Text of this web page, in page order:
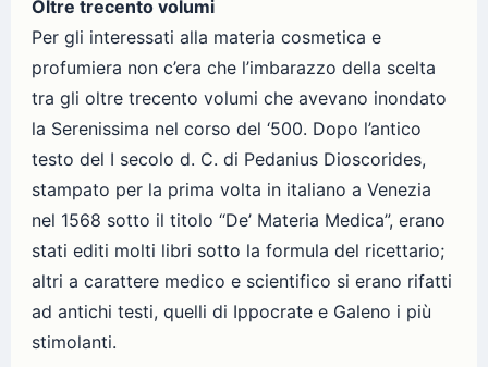
Oltre trecento volumi
Per gli interessati alla materia cosmetica e
profumiera non c’era che l’imbarazzo della scelta
tra gli oltre trecento volumi che avevano inondato
la Serenissima nel corso del ‘500. Dopo l’antico
testo del I secolo d. C. di Pedanius Dioscorides,
stampato per la prima volta in italiano a Venezia
nel 1568 sotto il titolo “De’ Materia Medica”, erano
stati editi molti libri sotto la formula del ricettario;
altri a carattere medico e scientifico si erano rifatti
ad antichi testi, quelli di Ippocrate e Galeno i più
stimolanti.